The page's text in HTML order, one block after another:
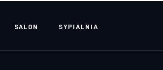
SALON SYPIALNIA